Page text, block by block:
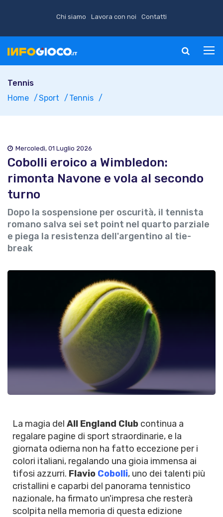
Chi siamo Lavora con noi Contatti
Tennis
Home
Sport Tennis
Mercoledì, 01 Luglio 2026
Cobolli eroico a Wimbledon:
rimonta Navone e vola al secondo
turno
Dopo la sospensione per oscurità, il tennista
romano salva sei set point nel quarto parziale
e piega la resistenza dell'argentino al tie-
break
La magia del All England Club continua a
regalare pagine di sport straordinarie, e la
giornata odierna non ha fatto eccezione per i
colori italiani, regalando una gioia immensa ai
tifosi azzurri. Flavio Cobolli, uno dei talenti più
cristallini e caparbi del panorama tennistico
nazionale, ha firmato un'impresa che resterà
scolpita nella memoria di questa edizione